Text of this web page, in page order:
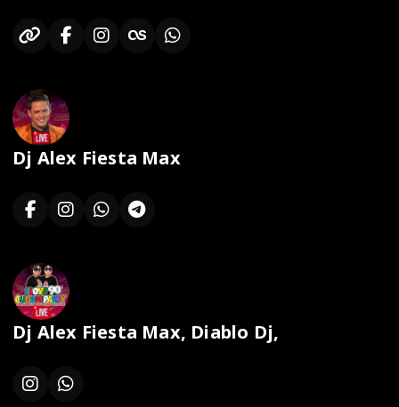
Dj Alex Fiesta Max
Dj Alex Fiesta Max, Diablo Dj,